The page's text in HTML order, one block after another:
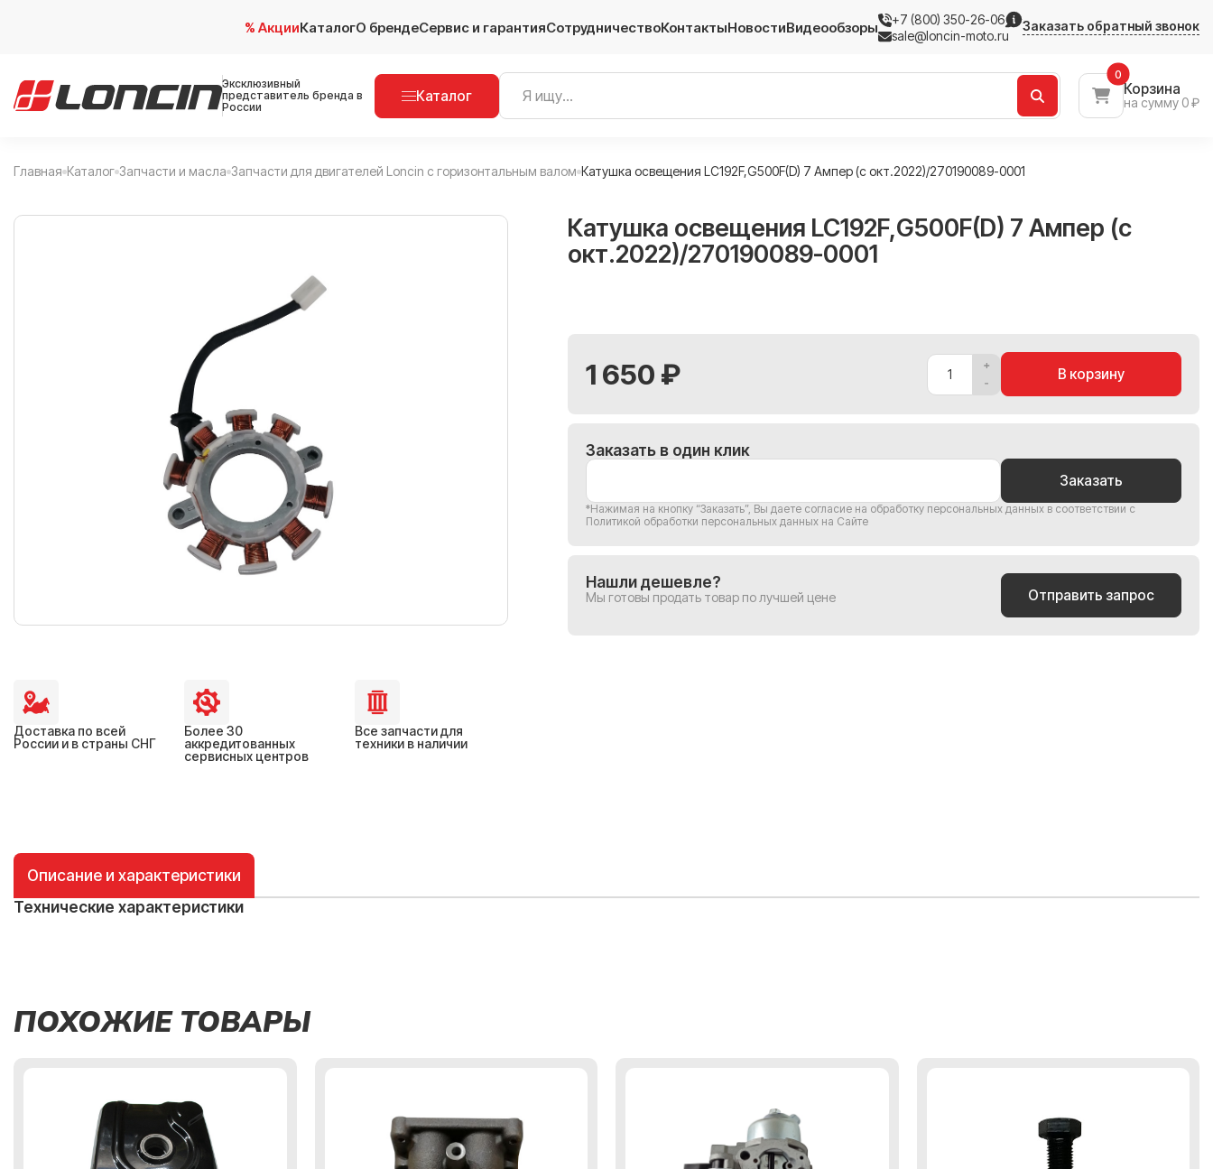
% АкцииКаталогО брендеСервис и гарантияСотрудничествоКонтактыНовостиВидеообзоры
+7 (800) 350-26-06
sale@loncin-moto.ru
Заказать обратный звонок
Эксклюзивный
представитель бренда в
России
Каталог
0
Корзина
на сумму 0 ₽
Главная Каталог Запчасти и масла Запчасти для двигателей Loncin с горизонтальным валом Катушка освещения LC192F,G500F(D) 7 Ампер (с окт.2022)/270190089-0001
Доставка по всей
России и в страны СНГ
Более 30
аккредитованных
сервисных центров
Все запчасти для
техники в наличии
Катушка освещения LC192F,G500F(D) 7 Ампер (с
окт.2022)/270190089-0001
1 650 ₽ В корзину
Заказать в один клик
Заказать
*Нажимая на кнопку “Заказать”, Вы даете согласие на обработку персональных данных в соответствии с
Политикой обработки персональных данных на Сайте
Нашли дешевле?
Мы готовы продать товар по лучшей цене Отправить запрос
Описание и характеристики
Технические характеристики
ПОХОЖИЕ ТОВАРЫ